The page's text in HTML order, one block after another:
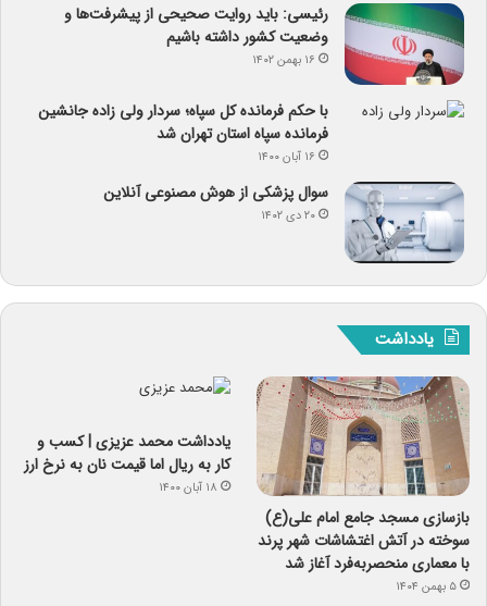
رئیسی: باید روایت صحیحی از پیشرفت‌ها و
وضعیت کشور داشته باشیم
۱۶ بهمن ۱۴۰۲
با حکم فرمانده کل سپاه؛ سردار ولی زاده جانشین
فرمانده سپاه استان تهران شد
۱۶ آبان ۱۴۰۰
سوال پزشکی از هوش مصنوعی آنلاین
۲۰ دی ۱۴۰۲
یادداشت
بازسازی مسجد جامع امام علی(ع)
سوخته در آتش اغتشاشات شهر پرند
با معماری منحصربه‌فرد آغاز شد
۵ بهمن ۱۴۰۴
یادداشت‌ محمد عزیزی | کسب و
کار به ریال اما قیمت نان به نرخ ارز
۱۸ آبان ۱۴۰۰